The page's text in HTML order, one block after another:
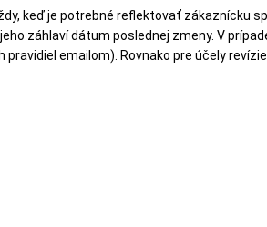
keď je potrebné reflektovať zákaznícku
záhlaví dátum poslednej zmeny. V
emailom). Rovnako pre účely